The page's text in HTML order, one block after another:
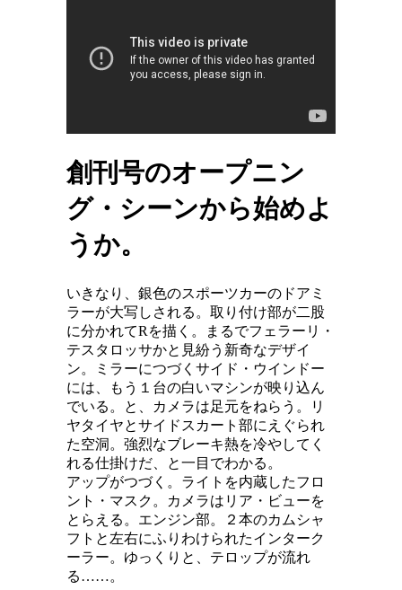
創刊号のオープニン
グ・シーンから始めよ
うか。
いきなり、銀色のスポーツカーのドアミ
ラーが大写しされる。取り付け部が二股
に分かれてRを描く。まるでフェラーリ・
テスタロッサかと見紛う新奇なデザイ
ン。ミラーにつづくサイド・ウインドー
には、もう１台の白いマシンが映り込ん
でいる。と、カメラは足元をねらう。リ
ヤタイヤとサイドスカート部にえぐられ
た空洞。強烈なブレーキ熱を冷やしてく
れる仕掛けだ、と一目でわかる。
アップがつづく。ライトを内蔵したフロ
ント・マスク。カメラはリア・ビューを
とらえる。エンジン部。２本のカムシャ
フトと左右にふりわけられたインターク
ーラー。ゆっくりと、テロップが流れ
る……。